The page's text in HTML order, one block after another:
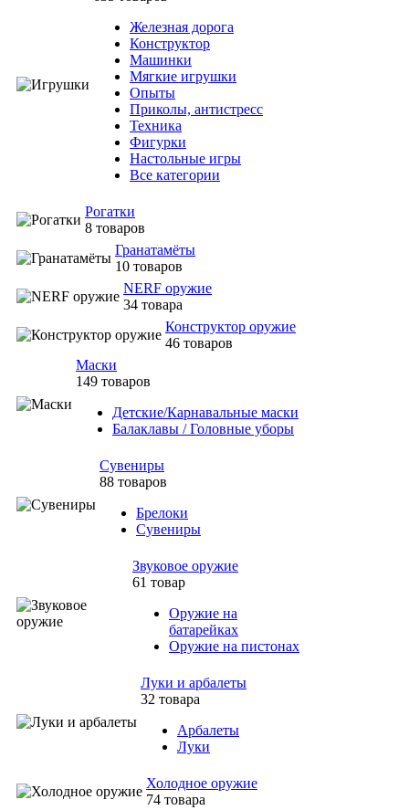
Железная дорога
Конструктор
Машинки
Мягкие игрушки
Опыты
Приколы, антистресс
Техника
Фигурки
Настольные игры
Все категории
Рогатки
8 товаров
Гранатамёты
10 товаров
NERF оружие
34 товара
Конструктор оружие
46 товаров
Маски
149 товаров
Детские/Карнавальные маски
Балаклавы / Головные уборы
Сувениры
88 товаров
Брелоки
Сувениры
Звуковое оружие
61 товар
Оружие на
батарейках
Оружие на пистонах
Луки и арбалеты
32 товара
Арбалеты
Луки
Холодное оружие
74 товара